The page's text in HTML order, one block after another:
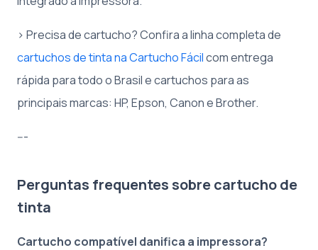
> Precisa de cartucho? Confira a linha completa de
cartuchos de tinta na Cartucho Fácilcom entrega
rápida para todo o Brasil e cartuchos para as
principais marcas: HP, Epson, Canon e Brother.
---
Perguntas frequentes sobre cartucho de
tinta
Cartucho compatível danifica a impressora?